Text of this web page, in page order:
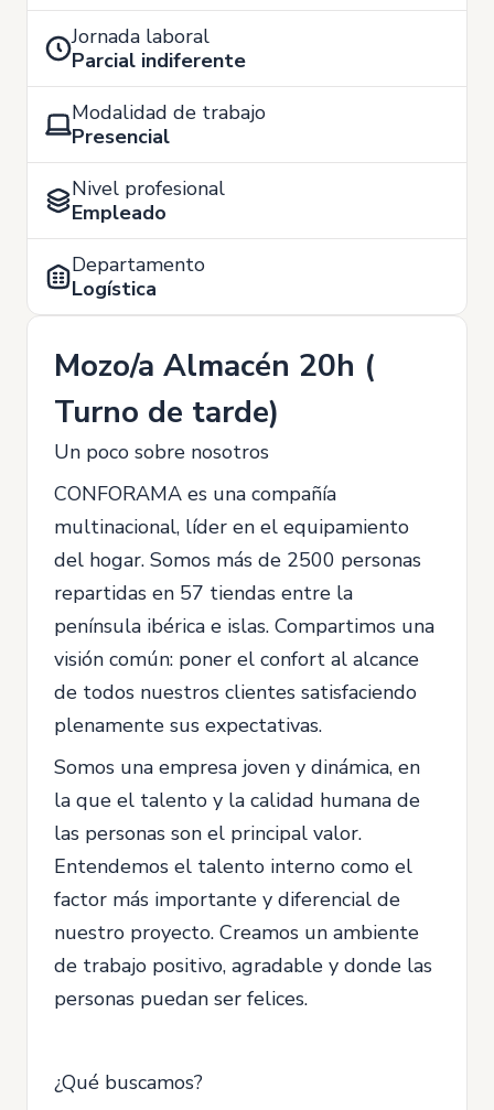
Jornada laboral
Parcial indiferente
Modalidad de trabajo
Presencial
Nivel profesional
Empleado
Departamento
Logística
Mozo/a Almacén 20h (
Turno de tarde)
Un poco sobre nosotros
CONFORAMA es una compañía
multinacional, líder en el equipamiento
del hogar. Somos más de 2500 personas
repartidas en 57 tiendas entre la
península ibérica e islas. Compartimos una
visión común: poner el confort al alcance
de todos nuestros clientes satisfaciendo
plenamente sus expectativas.
Somos una empresa joven y dinámica, en
la que el talento y la calidad humana de
las personas son el principal valor.
Entendemos el talento interno como el
factor más importante y diferencial de
nuestro proyecto. Creamos un ambiente
de trabajo positivo, agradable y donde las
personas puedan ser felices.
¿Qué buscamos?